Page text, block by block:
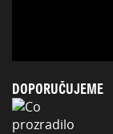
DOPORUČUJEME